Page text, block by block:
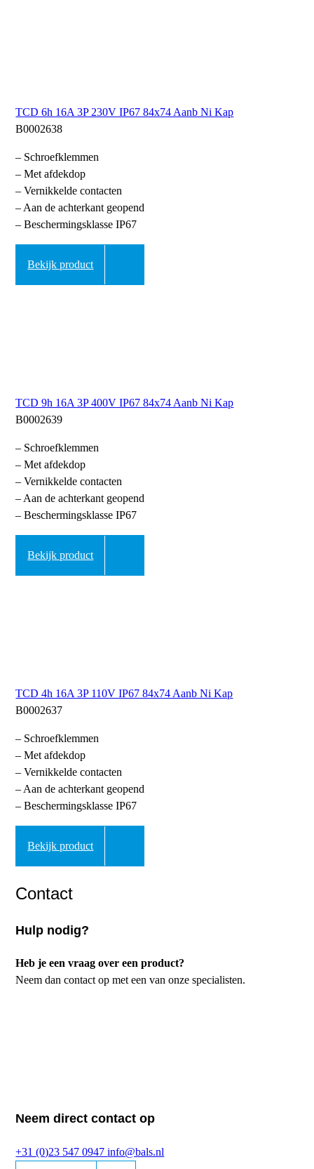
TCD 6h 16A 3P 230V IP67 84x74 Aanb Ni Kap
B0002638
– Schroefklemmen
– Met afdekdop
– Vernikkelde contacten
– Aan de achterkant geopend
– Beschermingsklasse IP67
Bekijk product
TCD 9h 16A 3P 400V IP67 84x74 Aanb Ni Kap
B0002639
– Schroefklemmen
– Met afdekdop
– Vernikkelde contacten
– Aan de achterkant geopend
– Beschermingsklasse IP67
Bekijk product
TCD 4h 16A 3P 110V IP67 84x74 Aanb Ni Kap
B0002637
– Schroefklemmen
– Met afdekdop
– Vernikkelde contacten
– Aan de achterkant geopend
– Beschermingsklasse IP67
Bekijk product
Contact
Hulp nodig?
Heb je een vraag over een product?
Neem dan contact op met een van onze specialisten.
Neem direct contact op
+31 (0)23 547 0947info@bals.nl